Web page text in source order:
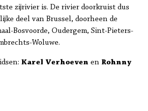
zijrivier is. De rivier doorkruist dus
deel van Brussel, doorheen de
Bosvoorde, Oudergem, Sint-Pieters-
Woluwe.
Karel Verhoeven en Rohnny